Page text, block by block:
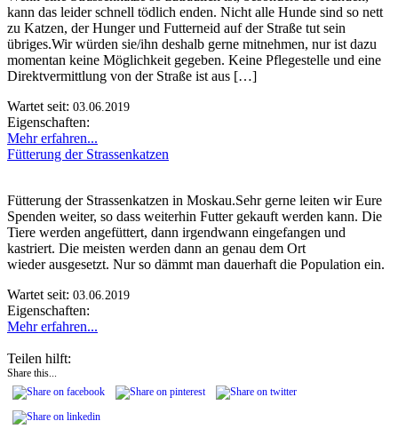
kann das leider schnell tödlich enden. Nicht alle Hunde sind so nett
zu Katzen, der Hunger und Futterneid auf der Straße tut sein
übriges.Wir würden sie/ihn deshalb gerne mitnehmen, nur ist dazu
momentan keine Möglichkeit gegeben. Keine Pflegestelle und eine
Direktvermittlung von der Straße ist aus […]
Wartet seit: 03.06.2019
Eigenschaften:
Mehr erfahren...
Fütterung der Strassenkatzen
Fütterung der Strassenkatzen in Moskau.Sehr gerne leiten wir Eure
Spenden weiter, so dass weiterhin Futter gekauft werden kann. Die
Tiere werden angefüttert, dann irgendwann eingefangen und
kastriert. Die meisten werden dann an genau dem Ort
wieder ausgesetzt. Nur so dämmt man dauerhaft die Population ein.
Wartet seit: 03.06.2019
Eigenschaften:
Mehr erfahren...
Teilen hilft:
Share this...